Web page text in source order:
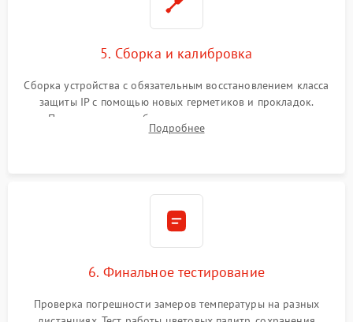
5. Сборка и калибровка
Сборка устройства с обязательным восстановлением класса
защиты IP с помощью новых герметиков и прокладок.
Программная калибровка матрицы по эталонному
абсолютно черному телу для точного измерения температур.
Подробнее
6. Финальное тестирование
Проверка погрешности замеров температуры на разных